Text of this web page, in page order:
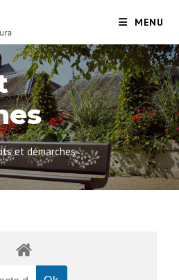
MENU
et démarches